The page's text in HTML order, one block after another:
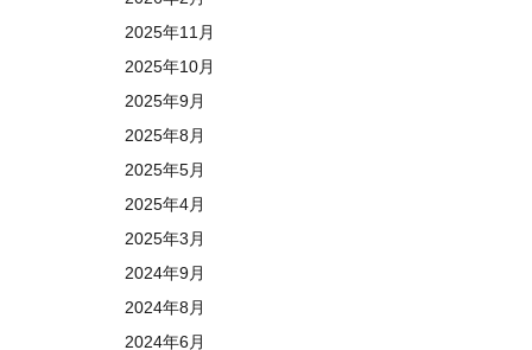
2025年11月
2025年10月
2025年9月
2025年8月
2025年5月
2025年4月
2025年3月
2024年9月
2024年8月
2024年6月